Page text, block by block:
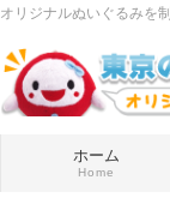
オリジナルぬいぐるみを
ホーム
Home